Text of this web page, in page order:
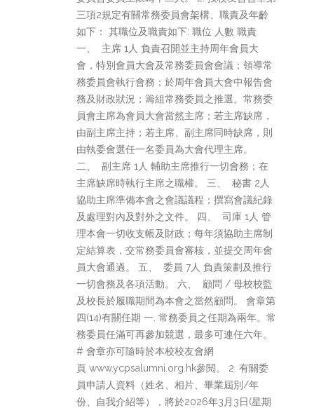
三項2規定有關常務委員會架構、職責及年齡
如下： 其職位及職責如下: 職位 人數 職責
一、 主席 1人 負責召開並主持周年會員大
會，特別會員大會及常務委員會會議；領導常
務委員會執行會務；於周年會員大會中報告會
務及財政狀況；籌組常務委員之推選。常務委
員會主席為會員大會當然主席；若主席缺席，
由副主席主持；若主席、副主席同時缺席，則
由執委會選任一名委員為大會代理主席。
二、 副主席 1人 輔助主席推行一切會務；在
主席缺席時執行主席之職權。 三、 秘書 2人
協助主席準備本會之會議議程；撰寫會議紀錄
及處理對內及對外之文件。 四、 司庫 1人 管
理本會一切收支帳及財政；每年須協助主席制
定結算表，交常務委員會審核，並提交周年會
員大會通過。 五、 委員 7人 負責策劃及推行
一切會務及各項活動。 六、 顧問 / 母校校監
及校長於履職期間為本會之當然顧問。 會章第
四(14)有關任期 一. 常務委員之任期為兩年。常
務委員任滿可再參加競選，最多可連任六年。
# 會章亦可隨時於本校校友會網
頁 www.ycpsalumni.org.hk參閱。 2. 有關委
員申請人資料（姓名、相片、畢業屆別/年
份、自我介紹等），將於2026年3月3日(星期